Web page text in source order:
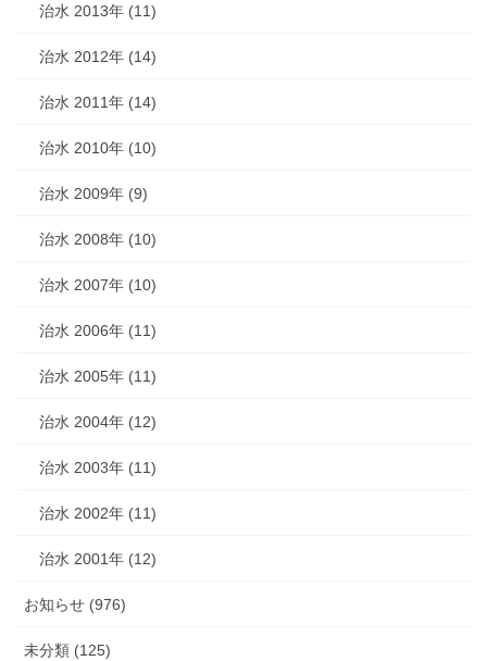
治水 2013年 (11)
治水 2012年 (14)
治水 2011年 (14)
治水 2010年 (10)
治水 2009年 (9)
治水 2008年 (10)
治水 2007年 (10)
治水 2006年 (11)
治水 2005年 (11)
治水 2004年 (12)
治水 2003年 (11)
治水 2002年 (11)
治水 2001年 (12)
お知らせ (976)
未分類 (125)